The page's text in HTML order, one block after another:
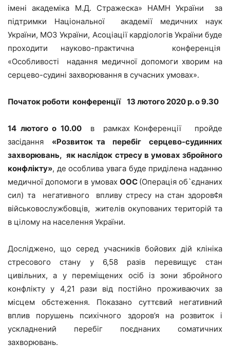
імені академіка М.Д. Стражеска» НАМН України за
підтримки Національної академії медичних наук
України, МОЗ України, Асоціації кардіологів України буде
проходити науково-практична конференція
«Особливості надання медичної допомоги хворим на
серцево-судині захворювання в сучасних умовах».
Початок роботи конференції 13 лютого 2020 р. о 9.30
14 лютого о 10.00в рамках Конференції пройде
засідання
«Розвиток та перебіг серцево-судинних
захворювань, як наслідок стресу в умовах збройного
конфлікту», де особлива увага буде приділена наданню
медичної допомоги в умовах ООС (Операція об`єднаних
сил) та негативного впливу стресу на стан здоров¢я
військовослужбовців, жителів окупованих територій та
в цілому на населення України.
Досліджено, що серед учасників бойових дій клініка
стресового стану у 6,58 разів перевищує стан
цивільних, а у переміщених осіб із зони збройного
конфлікту у 4,21 рази від постійно проживаючих за
місцем обстеження. Показано суттєвий негативний
вплив порушень психічного здоров’я на розвиток і
ускладнений перебіг поєднаних соматичних
захворювань.